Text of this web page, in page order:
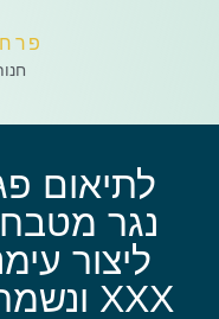
לתיאום
נגר
XXX ונשמח לעמוד לרשותך!